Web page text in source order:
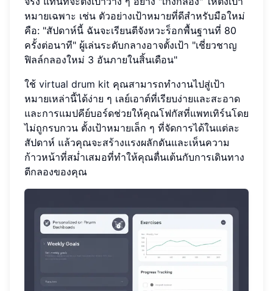
หมายเฉพาะ เช่น ตัวอย่างเป้าหมายที่ดีสำหรับมือใหม่
คือ: "สัปดาห์นี้ ฉันจะเรียนตีจังหวะร็อกพื้นฐานที่ 80
ครั้งต่อนาที" ผู้เล่นระดับกลางอาจตั้งเป้า "เชี่ยวชาญ
ฟิลล์กลองใหม่ 3 อันภายในสิ้นเดือน"
ใช้ virtual drum kit คุณสามารถทำงานไปสู่เป้า
หมายเหล่านี้ได้ง่าย ๆ เลย์เอาต์ที่เรียบง่ายและสะอาด
และการแมปคีย์บอร์ดช่วยให้คุณโฟกัสที่แพทเทิร์นโดย
ไม่ถูกรบกวน ตั้งเป้าหมายเล็ก ๆ ที่จัดการได้ในแต่ละ
สัปดาห์ แล้วคุณจะสร้างแรงผลักดันและเห็นความ
ก้าวหน้าที่สม่ำเสมอที่ทำให้คุณตื่นเต้นกับการเดินทาง
ตีกลองของคุณ